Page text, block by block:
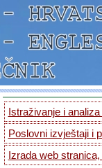
Istraživanje i
Poslovni izvještaji i
Izrada web